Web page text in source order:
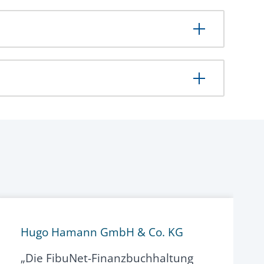
Hugo Hamann GmbH & Co. KG
„Die FibuNet-Finanzbuchhaltung